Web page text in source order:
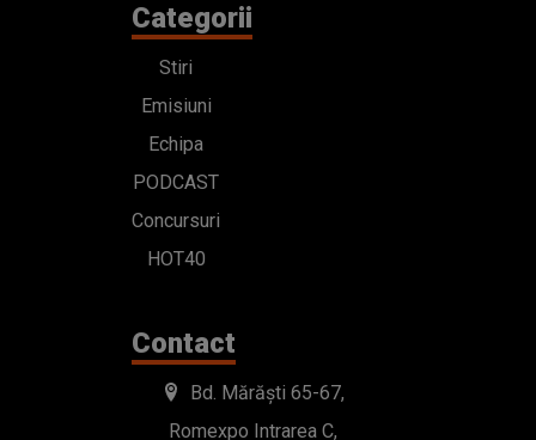
Categorii
Stiri
Emisiuni
Echipa
PODCAST
Concursuri
HOT40
Contact
Bd. Mărăști 65-67,
Romexpo Intrarea C,